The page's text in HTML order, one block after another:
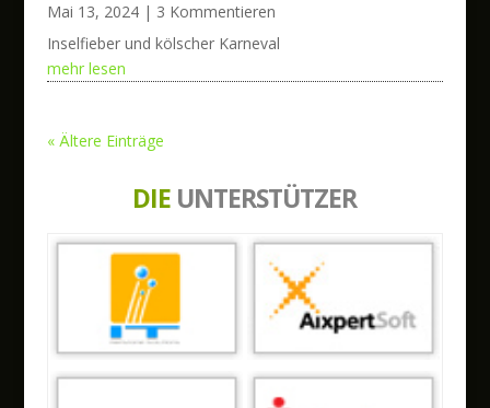
Mai 13, 2024| 3 Kommentieren
Inselfieber und kölscher Karneval
mehr lesen
« Ältere Einträge
DIE UNTERSTÜTZER